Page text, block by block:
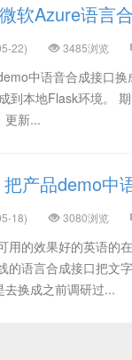
微软Azure语言
22) 3485浏览
中语音合成接口
到本地Flask环境。
更新...
把产品demo
18) 3080浏览
用的效果好的英语的
的语言合成接口把文
换成之前调研过...